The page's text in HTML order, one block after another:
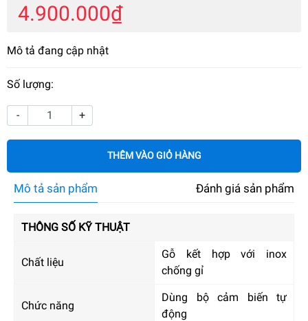
4.900.000₫
Mô tả đang cập nhật
Số lượng:
- +
THÊM VÀO GIỎ HÀNG
Mô tả sản phẩm Đánh giá sản phẩm
THÔNG SỐ KỸ THUẬT
Chất liệu
Gỗ kết hợp với inox
chống gỉ
Chức năng
Dùng bộ cảm biến tự
động